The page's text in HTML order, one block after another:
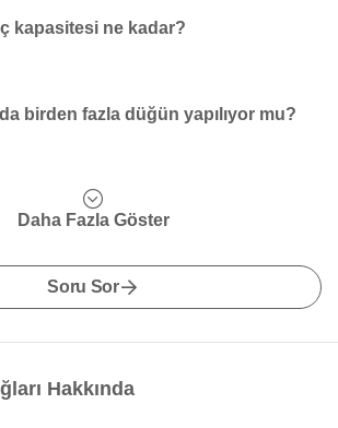
kapasitesi ne kadar?
birden fazla düğün yapılıyor mu?
Daha Fazla Göster
Soru Sor
Hakkında